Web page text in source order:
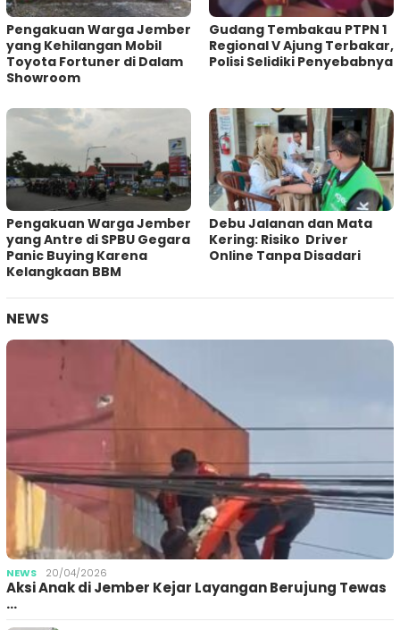
Pengakuan Warga Jember
yang Kehilangan Mobil
Toyota Fortuner di Dalam
Showroom
Gudang Tembakau PTPN 1
Regional V Ajung Terbakar,
Polisi Selidiki Penyebabnya
Pengakuan Warga Jember
yang Antre di SPBU Gegara
Panic Buying Karena
Kelangkaan BBM
Debu Jalanan dan Mata
Kering: Risiko Driver
Online Tanpa Disadari
NEWS
NEWS 20/04/2026
Aksi Anak di Jember Kejar Layangan Berujung Tewas
…